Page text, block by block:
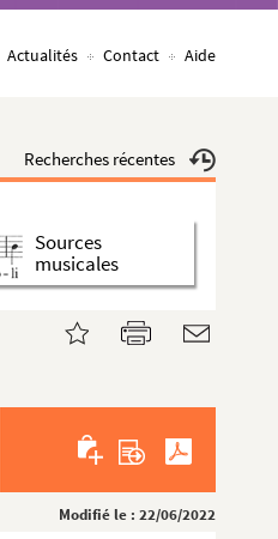
Actualités Contact Aide
Recherches récentes
Sources
musicales
Modifié le : 22/06/2022